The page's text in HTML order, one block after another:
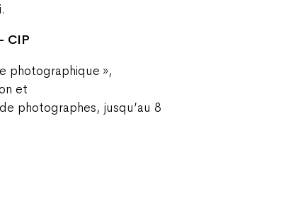
CIP
photographique »,
et
photographes, jusqu’au 8